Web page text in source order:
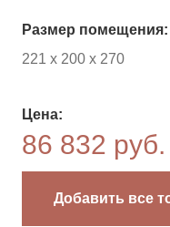
Размер помещения:
221 х 200 х 270
Цена:
86 832 руб.
Добавить все